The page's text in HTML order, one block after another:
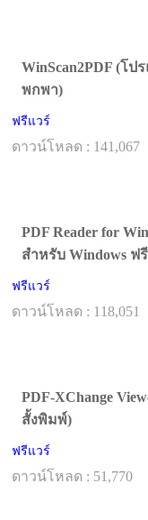
WinScan2PDF (โป
พกพา)
ฟรีแวร์
ดาวน์โหลด : 141,067
PDF Reader for
สำหรับ Windows ฟ
ฟรีแวร์
ดาวน์โหลด : 118,051
PDF-XChange
สั้งพิมพ์)
ฟรีแวร์
ดาวน์โหลด : 51,770